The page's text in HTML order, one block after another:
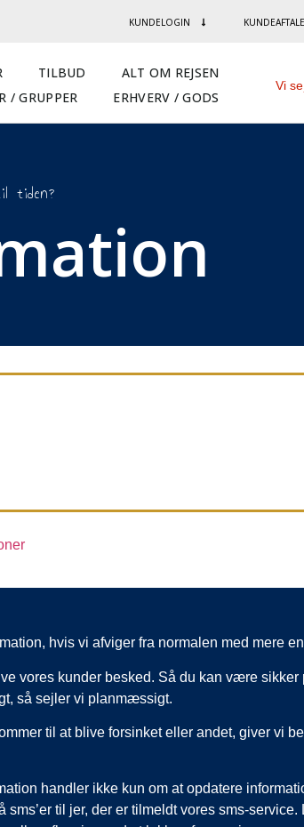
KUNDELOGIN
TILBUD
ALT OM REJSEN
/ GRUPPER
ERHVERV / GODS
Vi
tiden?
hvis vi afviger fra normalen med mere
vores kunder besked. Så du kan være sikker
så sejler vi planmæssigt.
til at blive forsinket eller andet, giver vi
handler ikke kun om at opdatere
sms’er til jer, der er tilmeldt vores sms-service.